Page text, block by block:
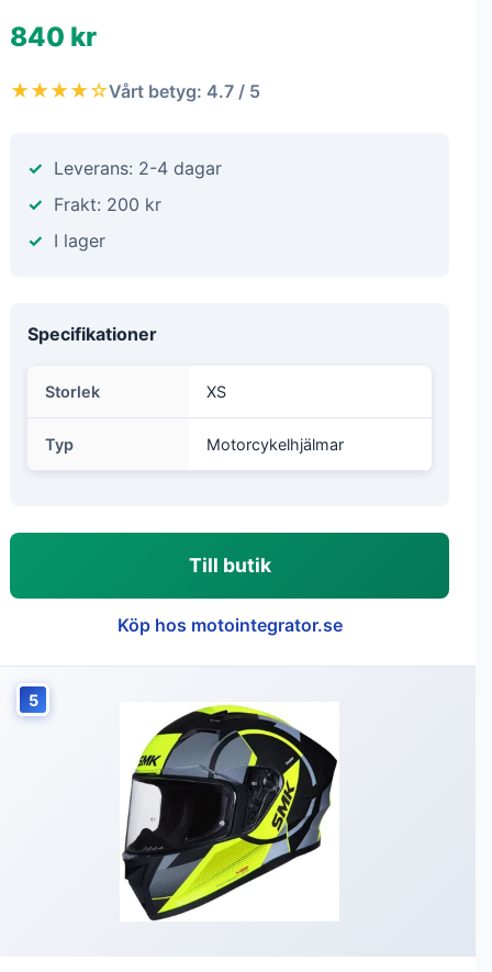
840 kr
★★★★☆Vårt betyg: 4.7 / 5
Leverans: 2-4 dagar
Frakt: 200 kr
I lager
Specifikationer
Storlek XS
Typ Motorcykelhjälmar
Till butik
Köp hos motointegrator.se
5